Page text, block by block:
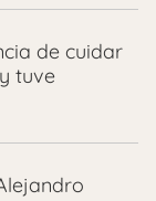
de cuidar
tuve